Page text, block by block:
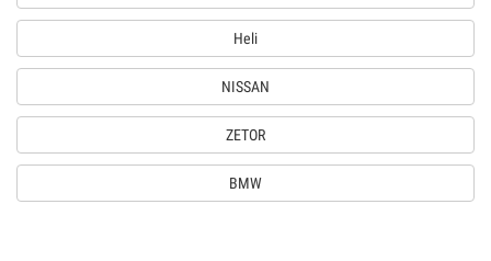
Heli
NISSAN
ZETOR
BMW